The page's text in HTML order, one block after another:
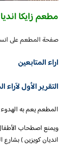
مطعم زايكا
صفحة المطعم على
اراء المتابعين
التقرير الأول لآراء
المطعم يعم به الهدوء
ويمنع اصطحاب الأطفال
انديان كويزين )